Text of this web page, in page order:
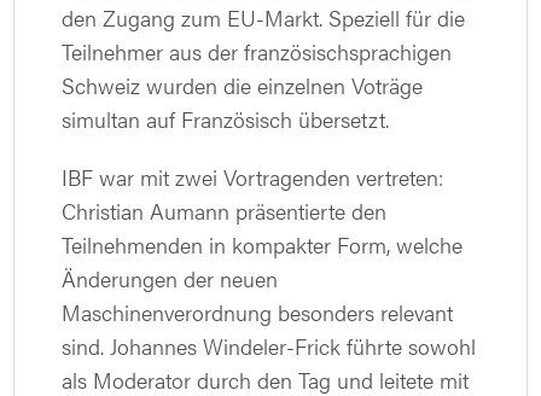
den Zugang zum EU-Markt. Speziell für die
Teilnehmer aus der französischsprachigen
Schweiz wurden die einzelnen Voträge
simultan auf Französisch übersetzt.
IBF war mit zwei Vortragenden vertreten:
Christian Aumann präsentierte den
Teilnehmenden in kompakter Form, welche
Änderungen der neuen
Maschinenverordnung besonders relevant
sind. Johannes Windeler-Frick führte sowohl
als Moderator durch den Tag und leitete mit